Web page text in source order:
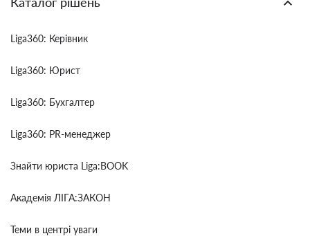
Liga360: Керівник
Liga360: Юрист
Liga360: Бухгалтер
Liga360: PR-менеджер
Знайти юриста Liga:BOOK
Академія ЛІГА:ЗАКОН
Теми в центрі уваги